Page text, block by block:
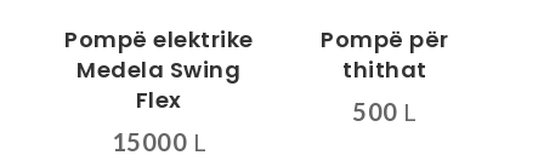
Pompë elektrike
Medela Swing
Flex
15000 L
Pompë për
thithat
500 L